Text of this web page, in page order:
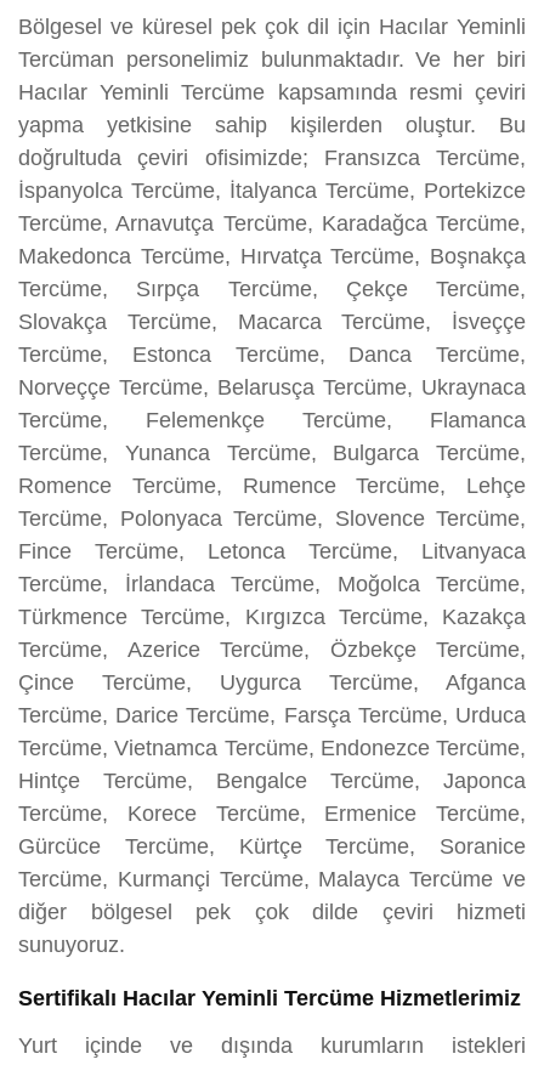
Bölgesel ve küresel pek çok dil için Hacılar Yeminli
Tercüman personelimiz bulunmaktadır. Ve her biri
Hacılar Yeminli Tercüme kapsamında resmi çeviri
yapma yetkisine sahip kişilerden oluştur. Bu
doğrultuda çeviri ofisimizde; Fransızca Tercüme,
İspanyolca Tercüme, İtalyanca Tercüme, Portekizce
Tercüme, Arnavutça Tercüme, Karadağca Tercüme,
Makedonca Tercüme, Hırvatça Tercüme, Boşnakça
Tercüme, Sırpça Tercüme, Çekçe Tercüme,
Slovakça Tercüme, Macarca Tercüme, İsveççe
Tercüme, Estonca Tercüme, Danca Tercüme,
Norveççe Tercüme, Belarusça Tercüme, Ukraynaca
Tercüme, Felemenkçe Tercüme, Flamanca
Tercüme, Yunanca Tercüme, Bulgarca Tercüme,
Romence Tercüme, Rumence Tercüme, Lehçe
Tercüme, Polonyaca Tercüme, Slovence Tercüme,
Fince Tercüme, Letonca Tercüme, Litvanyaca
Tercüme, İrlandaca Tercüme, Moğolca Tercüme,
Türkmence Tercüme, Kırgızca Tercüme, Kazakça
Tercüme, Azerice Tercüme, Özbekçe Tercüme,
Çince Tercüme, Uygurca Tercüme, Afganca
Tercüme, Darice Tercüme, Farsça Tercüme, Urduca
Tercüme, Vietnamca Tercüme, Endonezce Tercüme,
Hintçe Tercüme, Bengalce Tercüme, Japonca
Tercüme, Korece Tercüme, Ermenice Tercüme,
Gürcüce Tercüme, Kürtçe Tercüme, Soranice
Tercüme, Kurmançi Tercüme, Malayca Tercüme ve
diğer bölgesel pek çok dilde çeviri hizmeti
sunuyoruz.
Sertifikalı Hacılar Yeminli Tercüme Hizmetlerimiz
Yurt içinde ve dışında kurumların istekleri